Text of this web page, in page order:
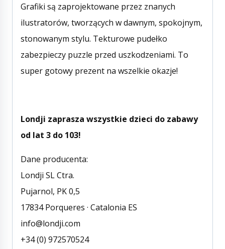
Grafiki są zaprojektowane przez znanych
ilustratorów, tworzących w dawnym, spokojnym,
stonowanym stylu. Tekturowe pudełko
zabezpieczy puzzle przed uszkodzeniami. To
super gotowy prezent na wszelkie okazje!
Londji zaprasza wszystkie dzieci do zabawy
od lat 3 do 103!
Dane producenta:
Londji SL Ctra.
Pujarnol, PK 0,5
17834 Porqueres · Catalonia ES
info@londji.com
+34 (0) 972570524